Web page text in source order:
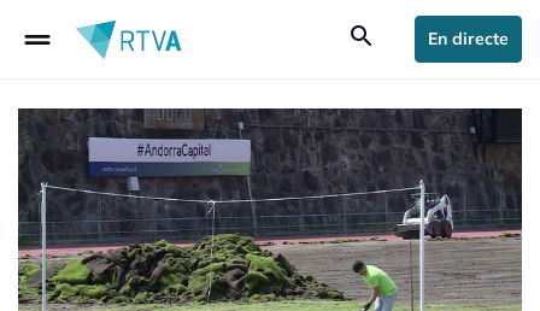
drag_handle search En directe